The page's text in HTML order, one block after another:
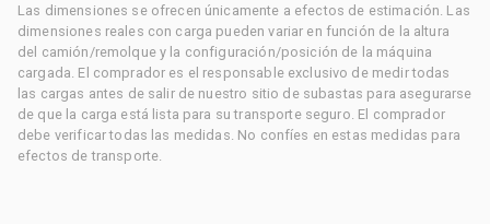
Las dimensiones se ofrecen únicamente a efectos de estimación. Las
dimensiones reales con carga pueden variar en función de la altura
del camión/remolque y la configuración/posición de la máquina
cargada. El comprador es el responsable exclusivo de medir todas
las cargas antes de salir de nuestro sitio de subastas para asegurarse
de que la carga está lista para su transporte seguro. El comprador
debe verificar todas las medidas. No confíes en estas medidas para
efectos de transporte.